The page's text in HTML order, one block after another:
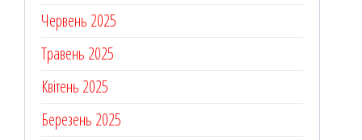
Червень 2025
Травень 2025
Квітень 2025
Березень 2025